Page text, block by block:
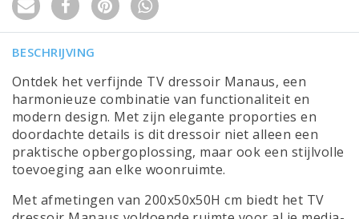
BESCHRIJVING
Ontdek het verfijnde TV dressoir Manaus, een
harmonieuze combinatie van functionaliteit en
modern design. Met zijn elegante proporties en
doordachte details is dit dressoir niet alleen een
praktische opbergoplossing, maar ook een stijlvolle
toevoeging aan elke woonruimte.
Met afmetingen van 200x50x50H cm biedt het TV